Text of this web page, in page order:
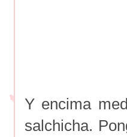
Y encima
salchicha.